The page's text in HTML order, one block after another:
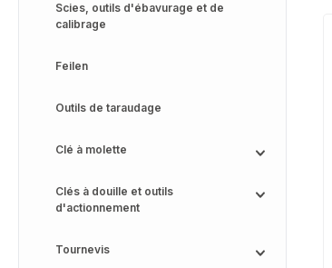
Scies, outils d'ébavurage et de
calibrage
Feilen
Outils de taraudage
Clé à molette
Clés à douille et outils
d'actionnement
Tournevis